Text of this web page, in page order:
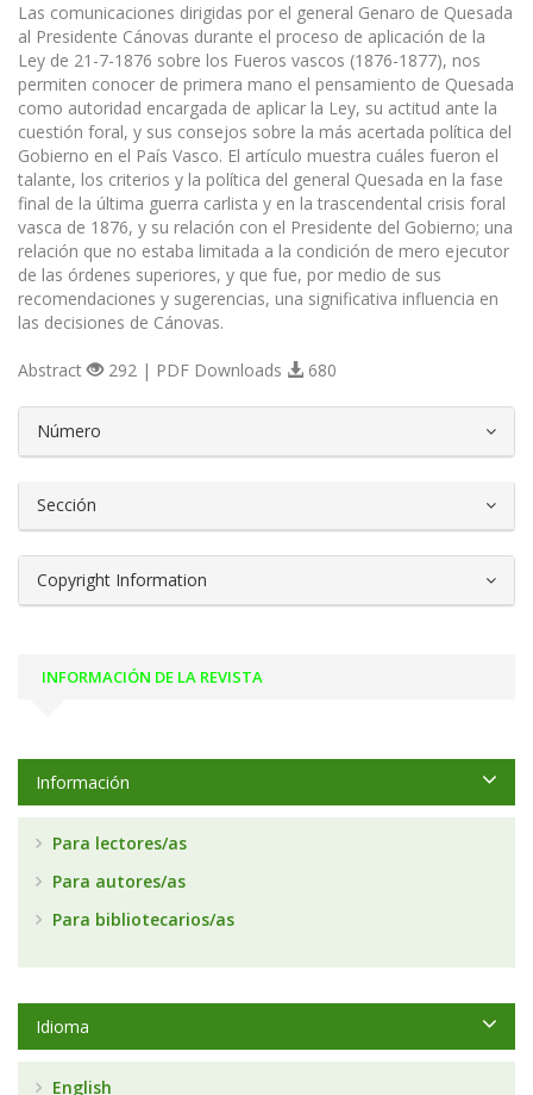
Las comunicaciones dirigidas por el general Genaro de Quesada
al Presidente Cánovas durante el proceso de aplicación de la
Ley de 21-7-1876 sobre los Fueros vascos (1876-1877), nos
permiten conocer de primera mano el pensamiento de Quesada
como autoridad encargada de aplicar la Ley, su actitud ante la
cuestión foral, y sus consejos sobre la más acertada política del
Gobierno en el País Vasco. El artículo muestra cuáles fueron el
talante, los criterios y la política del general Quesada en la fase
final de la última guerra carlista y en la trascendental crisis foral
vasca de 1876, y su relación con el Presidente del Gobierno; una
relación que no estaba limitada a la condición de mero ejecutor
de las órdenes superiores, y que fue, por medio de sus
recomendaciones y sugerencias, una significativa influencia en
las decisiones de Cánovas.
Abstract 292 | PDF Downloads 680
Número
Sección
Copyright Information
INFORMACIÓN DE LA REVISTA
Información
Para lectores/as
Para autores/as
Para bibliotecarios/as
Idioma
English